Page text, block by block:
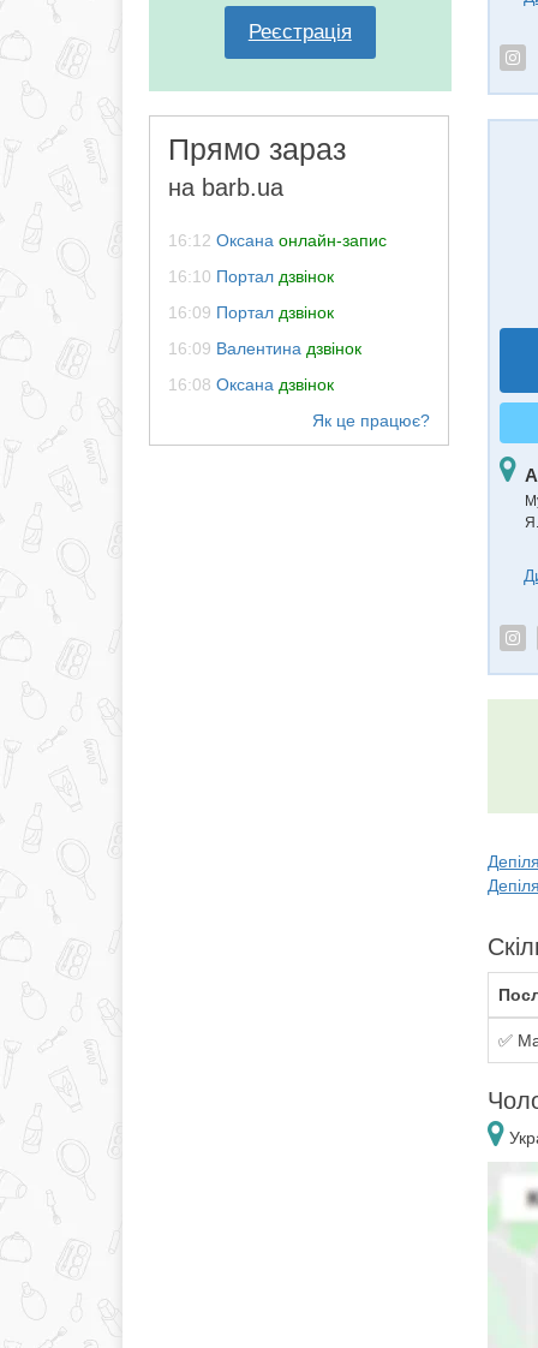
Реєстрація
Прямо зараз
на barb.ua
16:12 Оксана онлайн-запис
16:10 Портал дзвінок
16:09 Портал дзвінок
16:09 Валентина дзвінок
16:08 Оксана дзвінок
✅